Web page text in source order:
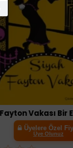
Üyelere Özel Fiyat
Üye Olunuz